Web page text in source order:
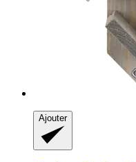
Ajouter